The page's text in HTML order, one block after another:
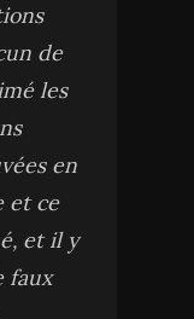
de
les
en
et ce
et il y
faux